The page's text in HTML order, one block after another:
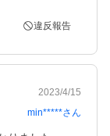
違反報告
2023/4/15
min*****さん